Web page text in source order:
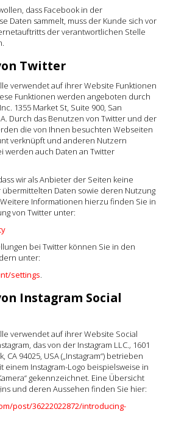
dass Facebook in der
Daten sammelt, muss der Kunde sich vor
der verantwortlichen Stelle
Twitter
verwendet auf ihrer Website Funktionen
Funktionen werden angeboten durch
1355 Market St, Suite 900, San
Durch das Benutzen von Twitter und der
die von Ihnen besuchten Webseiten
verknüpft und anderen Nutzern
werden auch Daten an Twitter
wir als Anbieter der Seiten keine
übermittelten Daten sowie deren Nutzung
Informationen hierzu finden Sie in
von Twitter unter:
bei Twitter können Sie in den
unter:
settings.
Instagram Social
verwendet auf ihrer Website Social
das von der Instagram LLC., 1601
CA 94025, USA („Instagram“) betrieben
einem Instagram-Logo beispielsweise in
gekennzeichnet. Eine Übersicht
und deren Aussehen finden Sie hier:
post/36222022872/introducing-